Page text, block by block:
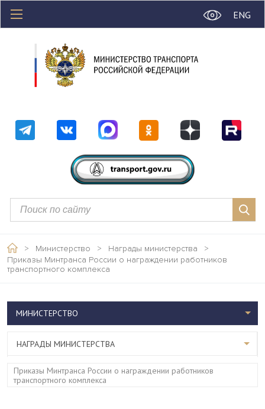
ENG
> Министерство > Награды министерства
>
Приказы Минтранса России о награждении работников
транспортного комплекса
МИНИСТЕРСТВО
НАГРАДЫ МИНИСТЕРСТВА
Приказы Минтранса России о награждении работников
транспортного комплекса